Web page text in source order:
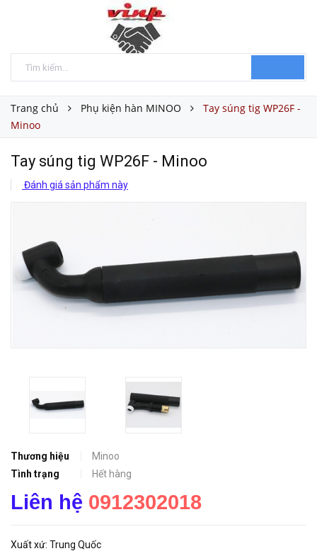
Trang chủ Phụ kiện hàn MINOO
Tay súng tig WP26F -
Minoo
Tay súng tig WP26F - Minoo
Đánh giá sản phẩm này
Thương hiệu
Minoo
Tình trạng
Hết hàng
Liên hệ 0912302018
Xuất xứ: Trung Quốc